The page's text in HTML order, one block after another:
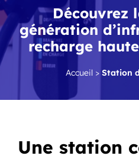
Découvrez
génération
recharge
Accueil > Station
Une station